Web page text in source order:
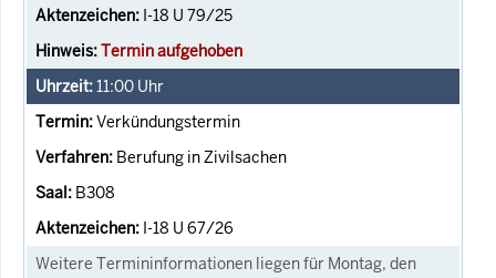
I-18 U 79/25
Termin aufgehoben
11:00 Uhr
Verkündungstermin
Berufung in Zivilsachen
B308
I-18 U 67/26
Weitere Termininformationen liegen für Montag, den